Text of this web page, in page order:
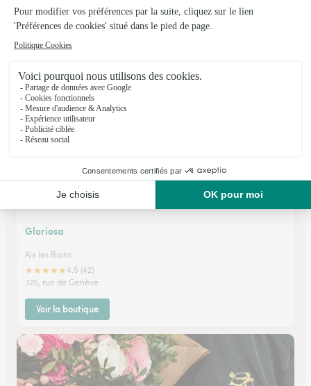
Les Fleurs et Louise
Aix les Bains
★★★★★4.8 (72)
Voir la boutique
Gloriosa
Aix les Bains
★★★★★4.5 (42)
325, rue de Genève
Voir la boutique